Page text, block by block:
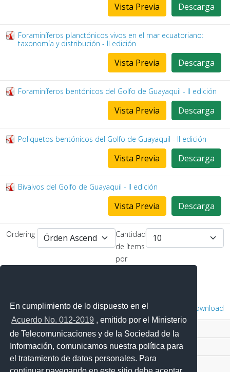
En cumplimiento de lo dispuesto en el
Acuerdo No. 012-2019 , emitido por el Ministerio
de Telecomunicaciones y de la Sociedad de la
Información, comunicamos nuestra política para
el tratamiento de datos personales. Para
Descarga
Vista Previa
Foraminíferos planctónicos vivos en el mar ecuatoriano:
taxonomía y distribución - II edición
Descarga
Vista Previa
Foraminíferos bentónicos del Golfo de Guayaquil - II edición
Descarga
Vista Previa
Poliquetos bentónicos del Golfo de Guayaquil - II edición
Descarga
Vista Previa
Bivalvos del Golfo de Guayaquil - II edición
Descarga
Vista Previa
Ordering
Cantidad
de ítems
por
Powered by Phoca Download
Contacto Ciudadano Digital
Portal Trámites Ciudadanos
Sistema Nacional de Información (SNI)